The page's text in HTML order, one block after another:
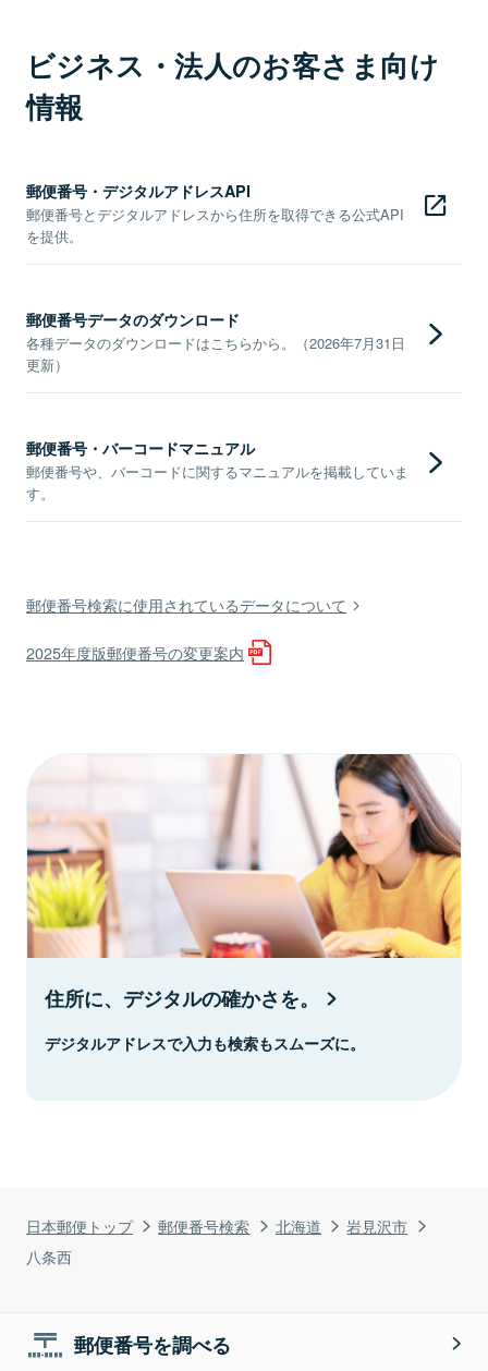
日本郵便トップ 郵便番号検索 北海道
岩見沢市
八条西
ビジネス・法人のお客さま向け
情報
郵便番号・デジタルアドレスAPI
郵便番号とデジタルアドレスから住所を取得できる公式API
を提供。
郵便番号データのダウンロード
各種データのダウンロードはこちらから。（2026年7月31日
更新）
郵便番号・バーコードマニュアル
郵便番号や、バーコードに関するマニュアルを掲載していま
す。
郵便番号検索に使用されているデータについて
2025年度版郵便番号の変更案内
住所に、デジタルの確かさを。
デジタルアドレスで入力も検索もスムーズに。
郵便番号を調べる